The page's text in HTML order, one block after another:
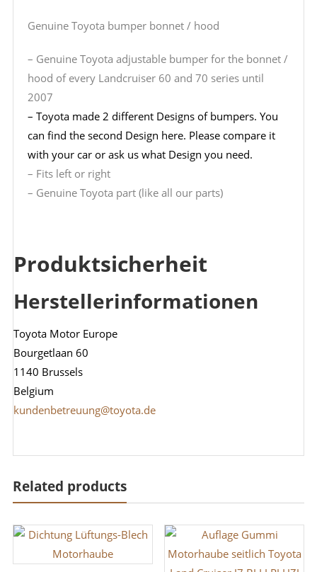
Genuine Toyota bumper bonnet / hood
– Genuine Toyota adjustable bumper for the bonnet /
hood of every Landcruiser 60 and 70 series until
2007
– Toyota made 2 different Designs of bumpers. You
can find the second Design here. Please compare it
with your car or ask us what Design you need.
– Fits left or right
– Genuine Toyota part (like all our parts)
Produktsicherheit
Herstellerinformationen
Toyota Motor Europe
Bourgetlaan 60
1140 Brussels
Belgium
kundenbetreuung@toyota.de
Related products